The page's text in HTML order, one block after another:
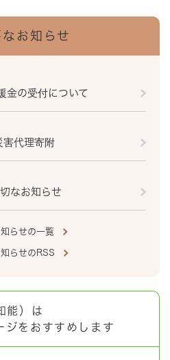
なお知らせ
金の受付について
代理寄附
なお知らせ
らせの一覧
らせのRSS
能）は
ジをおすすめします